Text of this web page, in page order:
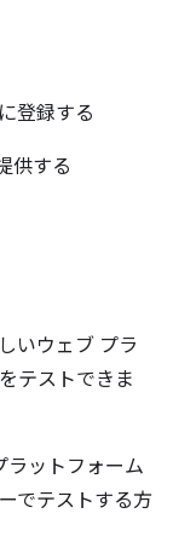
登録する
供する
いウェブ プラ
テストできま
ラットフォーム
でテストする方